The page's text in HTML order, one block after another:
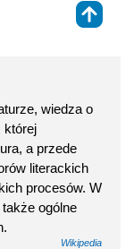
wiedza o
której
a przede
literackich
procesów. W
ogólne
Wikipedia